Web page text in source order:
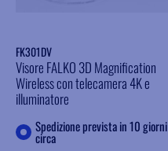
FK301DV
Visore FALKO 3D Magnification
Wireless con telecamera 4K e
illuminatore
Spedizione prevista in 10 giorni
circa